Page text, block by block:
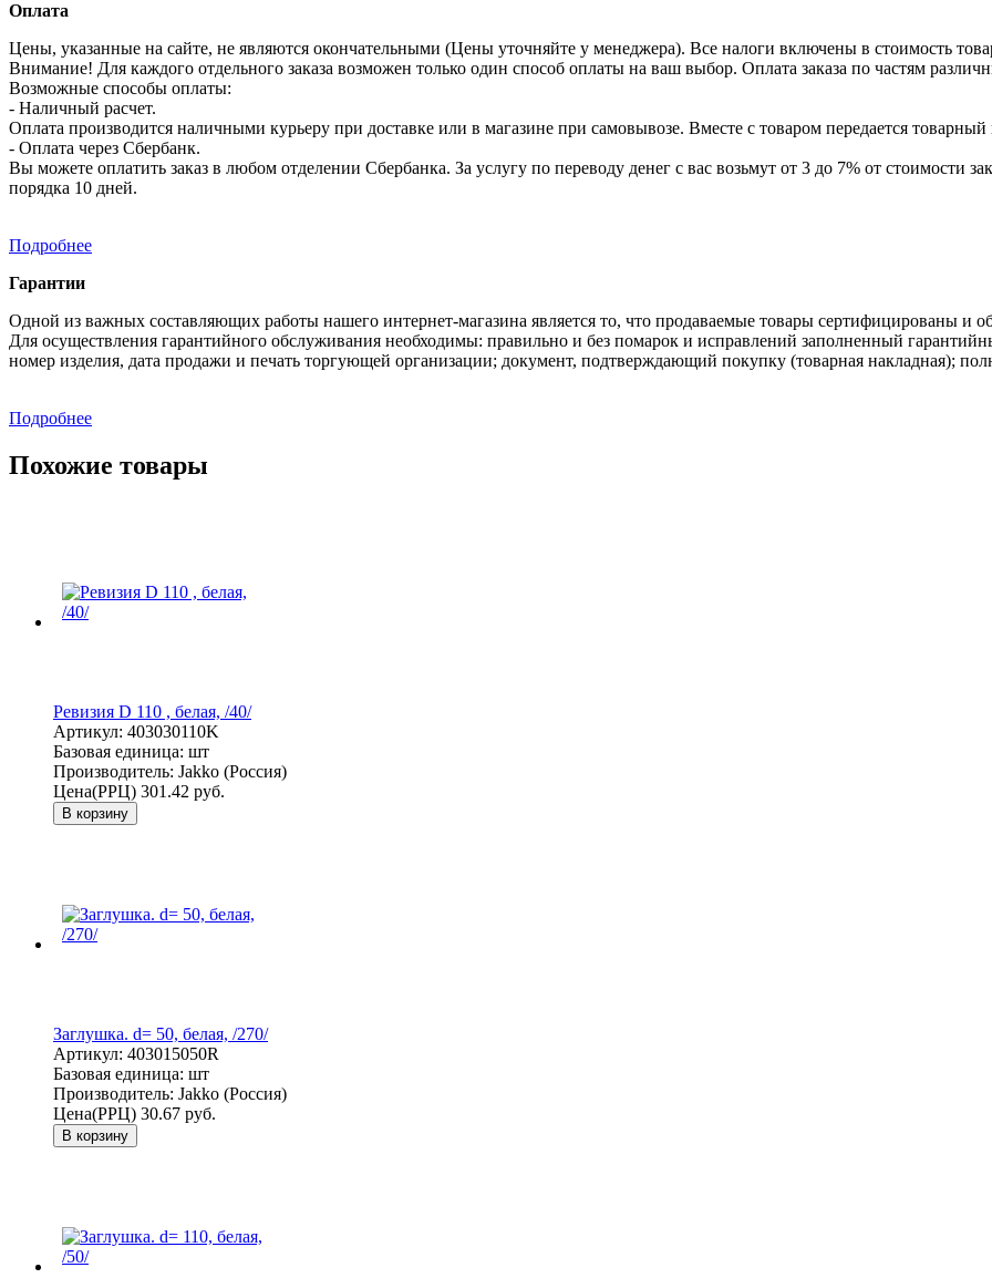
Оплата
Цены, указанные на сайте, не являются окончательными (Цены уточняйте у менеджера). Все налоги включены в стоимость
Внимание! Для каждого отдельного заказа возможен только один способ оплаты на ваш выбор. Оплата заказа по частям
Возможные способы оплаты:
- Наличный расчет.
Оплата производится наличными курьеру при доставке или в магазине при самовывозе. Вместе с товаром передается
- Оплата через Сбербанк.
Вы можете оплатить заказ в любом отделении Сбербанка. За услугу по переводу денег с вас возьмут от 3 до 7% от стоимости
порядка 10 дней.
Подробнее
Гарантии
Одной из важных составляющих работы нашего интернет-магазина является то, что продаваемые товары сертифицированы и
Для осуществления гарантийного обслуживания необходимы: правильно и без помарок и исправлений заполненный
номер изделия, дата продажи и печать торгующей организации; документ, подтверждающий покупку (товарная накладная);
Подробнее
Похожие товары
Ревизия D 110 , белая, /40/
Артикул: 403030110K
Базовая единица: шт
Производитель: Jakko (Россия)
Цена(РРЦ) 301.42 руб.
В корзину
Заглушка. d= 50, белая, /270/
Артикул: 403015050R
Базовая единица: шт
Производитель: Jakko (Россия)
Цена(РРЦ) 30.67 руб.
В корзину